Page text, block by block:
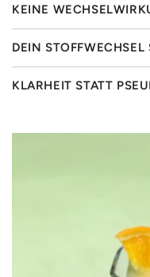
KEINE
DEIN STOFFWECHSEL
KLARHEIT STATT